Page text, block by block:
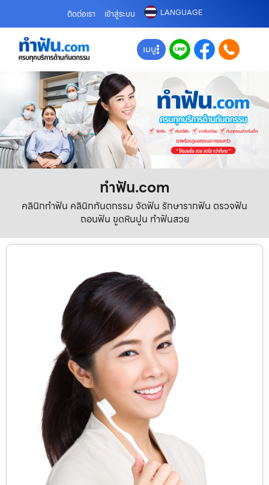
ติดต่อเรา เข้าสู่ระบบ LANGUAGE
เมนู
ทําฟัน.com
คลินิกทำฟัน คลินิกทันตกรรม จัดฟัน รักษารากฟัน ตรวจฟัน
ถอนฟัน ขูดหินปูน ทำฟันสวย